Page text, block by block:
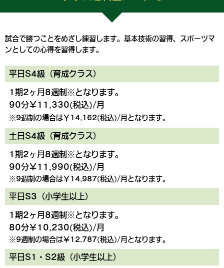
試合で勝つことをめざし練習します。基本技術の習得、スポーツマ
ンとしての心得を習得します。
平日S4級（育成クラス）
1期2ヶ月8週制※となります。
90分￥11,330(税込)/月
※9週制の場合は￥14,162(税込)/月となります。
土日S4級（育成クラス）
1期2ヶ月8週制※となります。
90分￥11,990(税込)/月
※9週制の場合は￥14,987(税込)/月となります。
平日S3（小学生以上）
1期2ヶ月8週制※となります。
80分￥10,230(税込)/月
※9週制の場合は￥12,787(税込)/月となります。
平日S1・S2級（小学生以上）